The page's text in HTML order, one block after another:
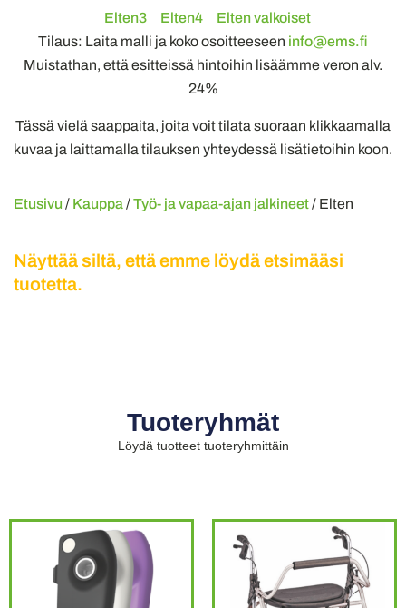
Elten3
Elten4
Elten valkoiset
Tilaus: Laita malli ja koko osoitteeseen info@ems.fi
Muistathan, että esitteissä hintoihin lisäämme veron alv.
24%
Tässä vielä saappaita, joita voit tilata suoraan klikkaamalla
kuvaa ja laittamalla tilauksen yhteydessä lisätietoihin koon.
Etusivu / Kauppa/Työ- ja vapaa-ajan jalkineet/ Elten
Näyttää siltä, että emme löydä etsimääsi
tuotetta.
Tuoteryhmät
Löydä tuotteet tuoteryhmittäin